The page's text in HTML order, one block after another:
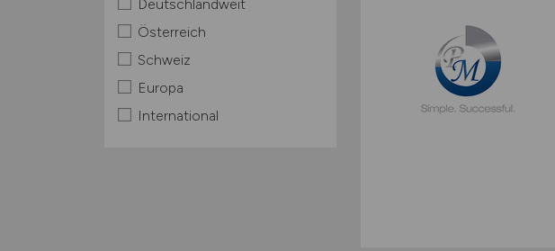
Deutschlandweit
Österreich
Schweiz
Europa
International